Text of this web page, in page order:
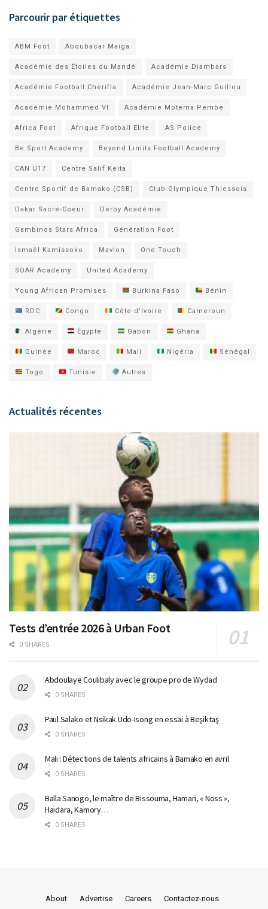
Parcourir par étiquettes
ABM Foot Aboubacar Maiga
Académie des Étoiles du Mandé Académie Diambars
Académie Football Cherifla Académie Jean-Marc Guillou
Académie Mohammed VI Académie Motema Pembe
Africa Foot Afrique Football Elite AS Police
Be Sport Academy Beyond Limits Football Academy
CAN U17 Centre Salif Keita
Centre Sportif de Bamako (CSB) Club Olympique Thiessois
Dakar Sacré-Coeur Derby Académie
Gambinos Stars Africa Génération Foot
Ismaël Kamissoko Mavlon One Touch
SOAR Academy United Academy
Young African Promises Burkina Faso Bénin
RDC Congo Côte d'Ivoire Cameroun
Algérie Égypte Gabon Ghana
Guinée Maroc Mali Nigéria Sénégal
Togo Tunisie Autres
Actualités récentes
Tests d’entrée 2026 à Urban Foot
0 SHARES
Abdoulaye Coulibaly avec le groupe pro de Wydad
0 SHARES
Paul Salako et Nsikak Udo-Isong en essai à Beşiktaş
0 SHARES
Mali : Détections de talents africains à Bamako en avril
0 SHARES
Balla Sanogo, le maître de Bissouma, Hamari, « Noss »,
Haidara, Kamory…
0 SHARES
About Advertise Careers Contactez-nous